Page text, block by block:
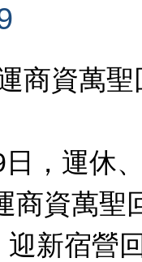
商資萬
，運休
商資萬聖
迎新宿營